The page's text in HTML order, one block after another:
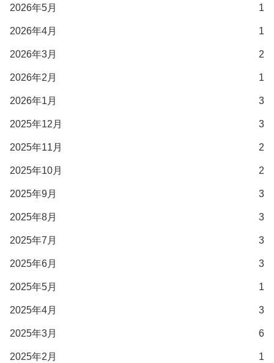
2026年5月 1
2026年4月 1
2026年3月 2
2026年2月 1
2026年1月 3
2025年12月 3
2025年11月 2
2025年10月 2
2025年9月 3
2025年8月 3
2025年7月 3
2025年6月 3
2025年5月 1
2025年4月 3
2025年3月 6
2025年2月 1